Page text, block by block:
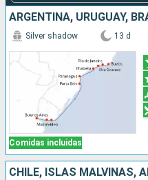
ARGENTINA, URUGUAY,
Comidas incluidas
Silver shadow 13 d
CHILE, ISLAS MALVINAS,